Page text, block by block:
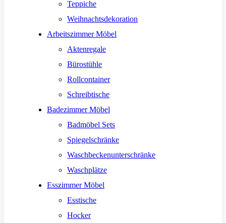
Teppiche
Weihnachtsdekoration
Arbeitszimmer Möbel
Aktenregale
Bürostühle
Rollcontainer
Schreibtische
Badezimmer Möbel
Badmöbel Sets
Spiegelschränke
Waschbeckenunterschränke
Waschplätze
Esszimmer Möbel
Esstische
Hocker